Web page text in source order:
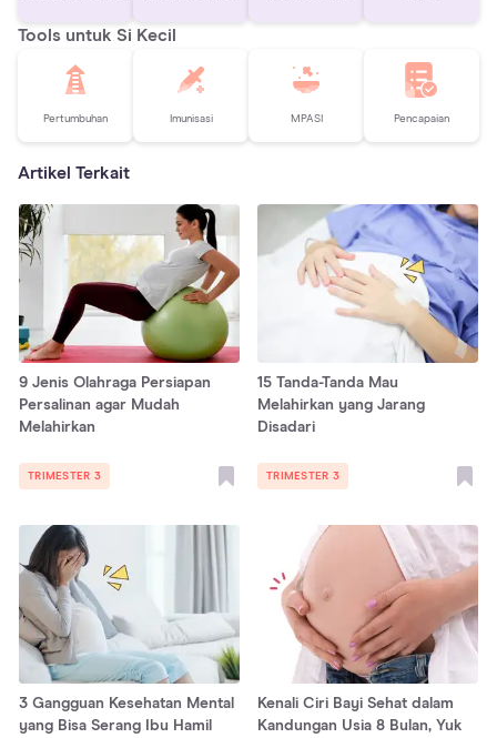
Tools untuk Si Kecil
Pertumbuhan Imunisasi MPASI Pencapaian
Artikel Terkait
9 Jenis Olahraga Persiapan
Persalinan agar Mudah
Melahirkan
TRIMESTER 3
15 Tanda-Tanda Mau
Melahirkan yang Jarang
Disadari
TRIMESTER 3
3 Gangguan Kesehatan Mental
yang Bisa Serang Ibu Hamil
Kenali Ciri Bayi Sehat dalam
Kandungan Usia 8 Bulan, Yuk